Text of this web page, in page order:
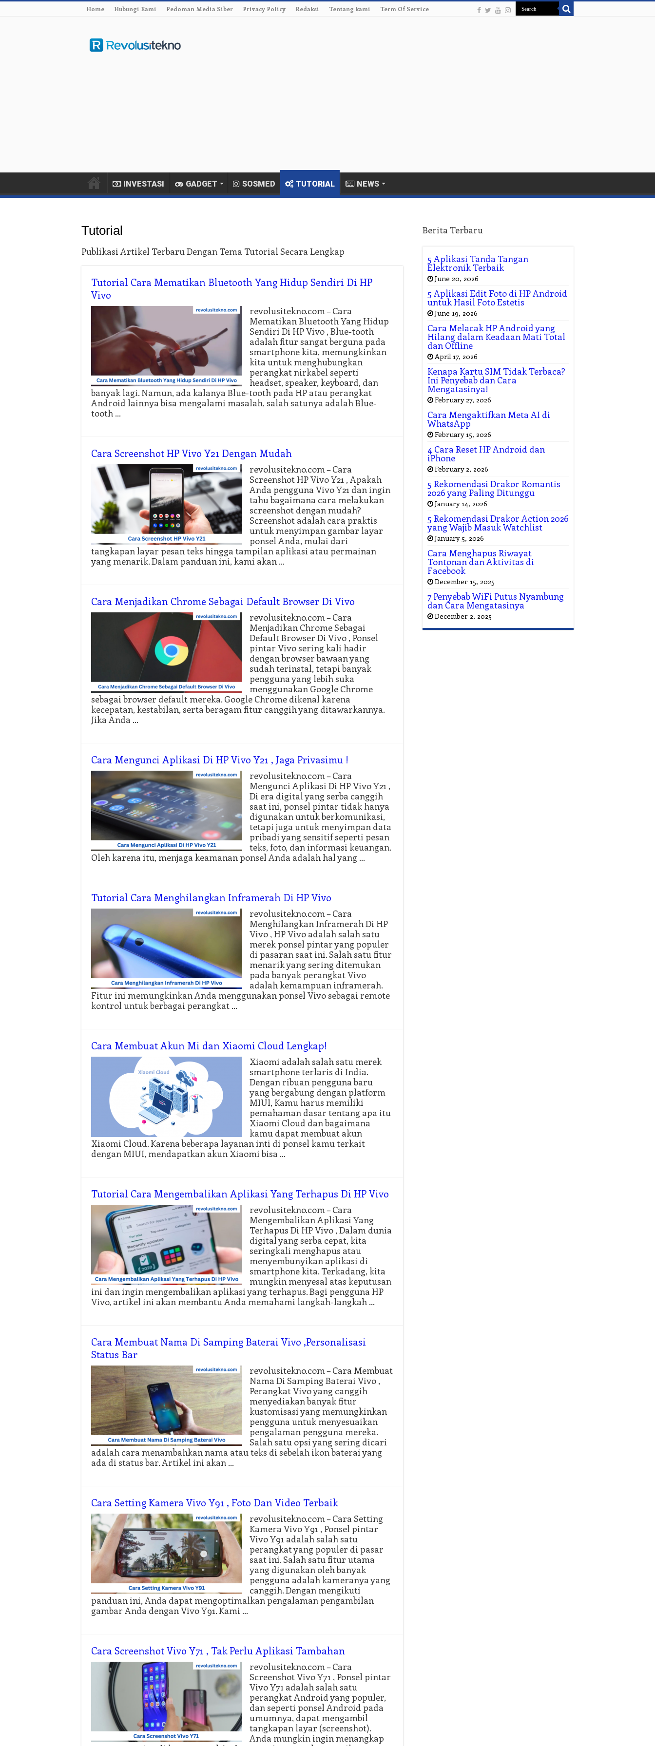
Home Hubungi Kami Pedoman Media Siber Privacy Policy Redaksi Tentang kami Term Of Service
INVESTASI GADGET SOSMED TUTORIAL NEWS
Tutorial
Publikasi Artikel Terbaru Dengan Tema Tutorial Secara Lengkap
Tutorial Cara Mematikan Bluetooth Yang Hidup Sendiri Di HP
Vivo
revolusitekno.com – Cara
Mematikan Bluetooth Yang Hidup
Sendiri Di HP Vivo , Blue-tooth
adalah fitur sangat berguna pada
smartphone kita, memungkinkan
kita untuk menghubungkan
perangkat nirkabel seperti
headset, speaker, keyboard, dan
banyak lagi. Namun, ada kalanya Blue-tooth pada HP atau perangkat
Android lainnya bisa mengalami masalah, salah satunya adalah Blue-
tooth …
Cara Screenshot HP Vivo Y21 Dengan Mudah
revolusitekno.com – Cara
Screenshot HP Vivo Y21 , Apakah
Anda pengguna Vivo Y21 dan ingin
tahu bagaimana cara melakukan
screenshot dengan mudah?
Screenshot adalah cara praktis
untuk menyimpan gambar layar
ponsel Anda, mulai dari
tangkapan layar pesan teks hingga tampilan aplikasi atau permainan
yang menarik. Dalam panduan ini, kami akan …
Cara Menjadikan Chrome Sebagai Default Browser Di Vivo
revolusitekno.com – Cara
Menjadikan Chrome Sebagai
Default Browser Di Vivo , Ponsel
pintar Vivo sering kali hadir
dengan browser bawaan yang
sudah terinstal, tetapi banyak
pengguna yang lebih suka
menggunakan Google Chrome
sebagai browser default mereka. Google Chrome dikenal karena
kecepatan, kestabilan, serta beragam fitur canggih yang ditawarkannya.
Jika Anda …
Cara Mengunci Aplikasi Di HP Vivo Y21 , Jaga Privasimu !
revolusitekno.com – Cara
Mengunci Aplikasi Di HP Vivo Y21 ,
Di era digital yang serba canggih
saat ini, ponsel pintar tidak hanya
digunakan untuk berkomunikasi,
tetapi juga untuk menyimpan data
pribadi yang sensitif seperti pesan
teks, foto, dan informasi keuangan.
Oleh karena itu, menjaga keamanan ponsel Anda adalah hal yang …
Tutorial Cara Menghilangkan Inframerah Di HP Vivo
revolusitekno.com – Cara
Menghilangkan Inframerah Di HP
Vivo , HP Vivo adalah salah satu
merek ponsel pintar yang populer
di pasaran saat ini. Salah satu fitur
menarik yang sering ditemukan
pada banyak perangkat Vivo
adalah kemampuan inframerah.
Fitur ini memungkinkan Anda menggunakan ponsel Vivo sebagai remote
kontrol untuk berbagai perangkat …
Cara Membuat Akun Mi dan Xiaomi Cloud Lengkap!
Xiaomi adalah salah satu merek
smartphone terlaris di India.
Dengan ribuan pengguna baru
yang bergabung dengan platform
MIUI, Kamu harus memiliki
pemahaman dasar tentang apa itu
Xiaomi Cloud dan bagaimana
kamu dapat membuat akun
Xiaomi Cloud. Karena beberapa layanan inti di ponsel kamu terkait
dengan MIUI, mendapatkan akun Xiaomi bisa …
Tutorial Cara Mengembalikan Aplikasi Yang Terhapus Di HP Vivo
revolusitekno.com – Cara
Mengembalikan Aplikasi Yang
Terhapus Di HP Vivo , Dalam dunia
digital yang serba cepat, kita
seringkali menghapus atau
menyembunyikan aplikasi di
smartphone kita. Terkadang, kita
mungkin menyesal atas keputusan
ini dan ingin mengembalikan aplikasi yang terhapus. Bagi pengguna HP
Vivo, artikel ini akan membantu Anda memahami langkah-langkah …
Cara Membuat Nama Di Samping Baterai Vivo ,Personalisasi
Status Bar
revolusitekno.com – Cara Membuat
Nama Di Samping Baterai Vivo ,
Perangkat Vivo yang canggih
menyediakan banyak fitur
kustomisasi yang memungkinkan
pengguna untuk menyesuaikan
pengalaman pengguna mereka.
Salah satu opsi yang sering dicari
adalah cara menambahkan nama atau teks di sebelah ikon baterai yang
ada di status bar. Artikel ini akan …
Cara Setting Kamera Vivo Y91 , Foto Dan Video Terbaik
revolusitekno.com – Cara Setting
Kamera Vivo Y91 , Ponsel pintar
Vivo Y91 adalah salah satu
perangkat yang populer di pasar
saat ini. Salah satu fitur utama
yang digunakan oleh banyak
pengguna adalah kameranya yang
canggih. Dengan mengikuti
panduan ini, Anda dapat mengoptimalkan pengalaman pengambilan
gambar Anda dengan Vivo Y91. Kami …
Cara Screenshot Vivo Y71 , Tak Perlu Aplikasi Tambahan
revolusitekno.com – Cara
Screenshot Vivo Y71 , Ponsel pintar
Vivo Y71 adalah salah satu
perangkat Android yang populer,
dan seperti ponsel Android pada
umumnya, dapat mengambil
tangkapan layar (screenshot).
Anda mungkin ingin menangkap
Berita Terbaru
5 Aplikasi Tanda Tangan
Elektronik Terbaik
June 20, 2026
5 Aplikasi Edit Foto di HP Android
untuk Hasil Foto Estetis
June 19, 2026
Cara Melacak HP Android yang
Hilang dalam Keadaan Mati Total
dan Offline
April 17, 2026
Kenapa Kartu SIM Tidak Terbaca?
Ini Penyebab dan Cara
Mengatasinya!
February 27, 2026
Cara Mengaktifkan Meta AI di
WhatsApp
February 15, 2026
4 Cara Reset HP Android dan
iPhone
February 2, 2026
5 Rekomendasi Drakor Romantis
2026 yang Paling Ditunggu
January 14, 2026
5 Rekomendasi Drakor Action 2026
yang Wajib Masuk Watchlist
January 5, 2026
Cara Menghapus Riwayat
Tontonan dan Aktivitas di
Facebook
December 15, 2025
7 Penyebab WiFi Putus Nyambung
dan Cara Mengatasinya
December 2, 2025